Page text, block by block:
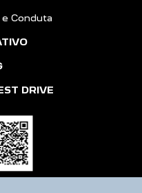
Conduta
DRIVE